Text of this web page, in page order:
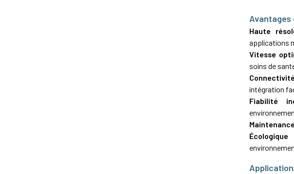
Avantages
Haute
applications
Vitesse
soins de
intégration
Fiabilité
Écologique